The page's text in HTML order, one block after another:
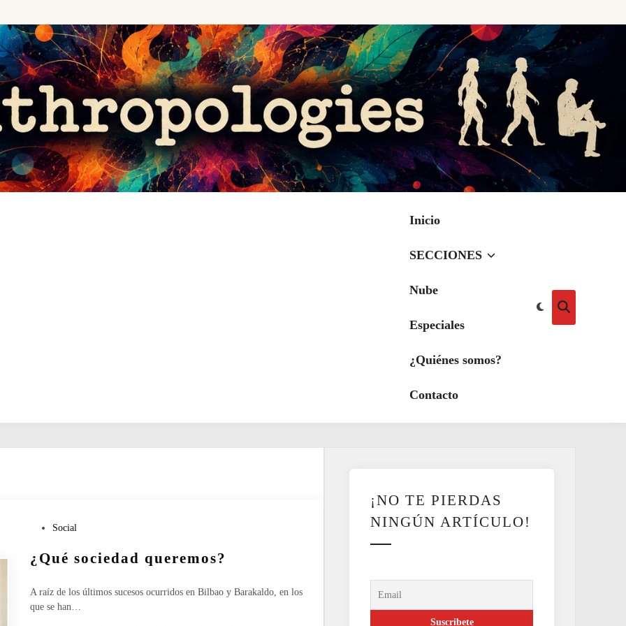
Inicio
SECCIONES
Nube
Especiales
¿Quiénes somos?
Contacto
Cambiar
Abrir
búsqueda
b
a
Social
¿Qué sociedad queremos?
A raíz de los últimos sucesos ocurridos en Bilbao y Barakaldo, en los
que se han…
¡NO TE PIERDAS
NINGÚN ARTÍCULO!